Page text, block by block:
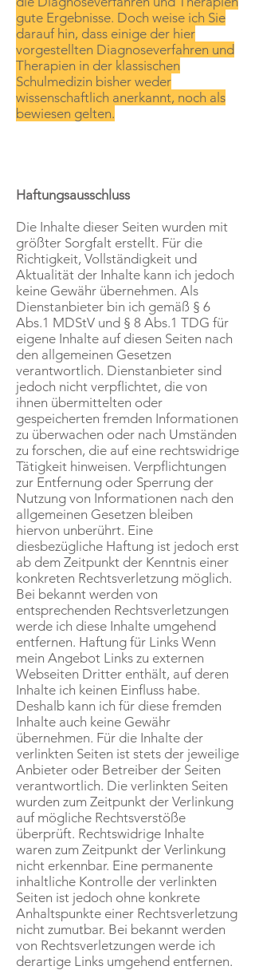
gute Ergebnisse. Doch weise ich Sie
darauf hin, dass einige der hier
vorgestellten Diagnoseverfahren und
Therapien in der klassischen
Schulmedizin bisher weder
wissenschaftlich anerkannt, noch als
bewiesen gelten.
Haftungsausschluss
Die Inhalte dieser Seiten wurden mit
größter Sorgfalt erstellt. Für die
Richtigkeit, Vollständigkeit und
Aktualität der Inhalte kann ich jedoch
keine Gewähr übernehmen. Als
Dienstanbieter bin ich gemäß § 6
Abs.1 MDStV und § 8 Abs.1 TDG für
eigene Inhalte auf diesen Seiten nach
den allgemeinen Gesetzen
verantwortlich. Dienstanbieter sind
jedoch nicht verpflichtet, die von
ihnen übermittelten oder
gespeicherten fremden Informationen
zu überwachen oder nach Umständen
zu forschen, die auf eine rechtswidrige
Tätigkeit hinweisen. Verpflichtungen
zur Entfernung oder Sperrung der
Nutzung von Informationen nach den
allgemeinen Gesetzen bleiben
hiervon unberührt. Eine
diesbezügliche Haftung ist jedoch erst
ab dem Zeitpunkt der Kenntnis einer
konkreten Rechtsverletzung möglich.
Bei bekannt werden von
entsprechenden Rechtsverletzungen
werde ich diese Inhalte umgehend
entfernen. Haftung für Links Wenn
mein Angebot Links zu externen
Webseiten Dritter enthält, auf deren
Inhalte ich keinen Einfluss habe.
Deshalb kann ich für diese fremden
Inhalte auch keine Gewähr
übernehmen. Für die Inhalte der
verlinkten Seiten ist stets der jeweilige
Anbieter oder Betreiber der Seiten
verantwortlich. Die verlinkten Seiten
wurden zum Zeitpunkt der Verlinkung
auf mögliche Rechtsverstöße
überprüft. Rechtswidrige Inhalte
waren zum Zeitpunkt der Verlinkung
nicht erkennbar. Eine permanente
inhaltliche Kontrolle der verlinkten
Seiten ist jedoch ohne konkrete
Anhaltspunkte einer Rechtsverletzung
nicht zumutbar. Bei bekannt werden
von Rechtsverletzungen werde ich
derartige Links umgehend entfernen.